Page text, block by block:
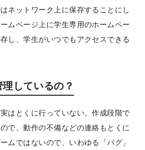
ネットワーク上に保存することにし
ムページ上に学生専用のホームペー
し、学生がいつでもアクセスできる
しているの？
はとくに行っていない。作成段階で
で、動作の不備などの連絡もとくに
ムではないので、いわゆる「バグ」